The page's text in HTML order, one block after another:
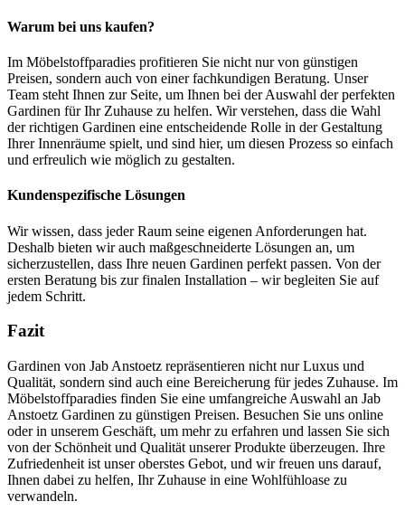
Warum bei uns kaufen?
Im Möbelstoffparadies profitieren Sie nicht nur von günstigen
Preisen, sondern auch von einer fachkundigen Beratung. Unser
Team steht Ihnen zur Seite, um Ihnen bei der Auswahl der perfekten
Gardinen für Ihr Zuhause zu helfen. Wir verstehen, dass die Wahl
der richtigen Gardinen eine entscheidende Rolle in der Gestaltung
Ihrer Innenräume spielt, und sind hier, um diesen Prozess so einfach
und erfreulich wie möglich zu gestalten.
Kundenspezifische Lösungen
Wir wissen, dass jeder Raum seine eigenen Anforderungen hat.
Deshalb bieten wir auch maßgeschneiderte Lösungen an, um
sicherzustellen, dass Ihre neuen Gardinen perfekt passen. Von der
ersten Beratung bis zur finalen Installation – wir begleiten Sie auf
jedem Schritt.
Fazit
Gardinen von Jab Anstoetz repräsentieren nicht nur Luxus und
Qualität, sondern sind auch eine Bereicherung für jedes Zuhause. Im
Möbelstoffparadies finden Sie eine umfangreiche Auswahl an Jab
Anstoetz Gardinen zu günstigen Preisen. Besuchen Sie uns online
oder in unserem Geschäft, um mehr zu erfahren und lassen Sie sich
von der Schönheit und Qualität unserer Produkte überzeugen. Ihre
Zufriedenheit ist unser oberstes Gebot, und wir freuen uns darauf,
Ihnen dabei zu helfen, Ihr Zuhause in eine Wohlfühloase zu
verwandeln.